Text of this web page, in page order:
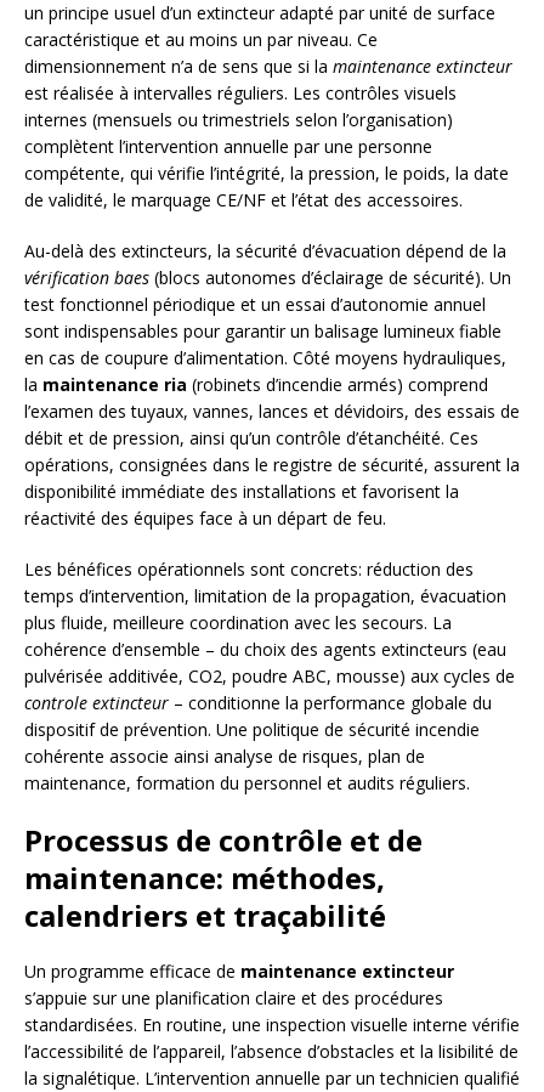
un principe usuel d’un extincteur adapté par unité de surface
caractéristique et au moins un par niveau. Ce
dimensionnement n’a de sens que si la maintenance extincteur
est réalisée à intervalles réguliers. Les contrôles visuels
internes (mensuels ou trimestriels selon l’organisation)
complètent l’intervention annuelle par une personne
compétente, qui vérifie l’intégrité, la pression, le poids, la date
de validité, le marquage CE/NF et l’état des accessoires.
Au-delà des extincteurs, la sécurité d’évacuation dépend de la
vérification baes (blocs autonomes d’éclairage de sécurité). Un
test fonctionnel périodique et un essai d’autonomie annuel
sont indispensables pour garantir un balisage lumineux fiable
en cas de coupure d’alimentation. Côté moyens hydrauliques,
la maintenance ria (robinets d’incendie armés) comprend
l’examen des tuyaux, vannes, lances et dévidoirs, des essais de
débit et de pression, ainsi qu’un contrôle d’étanchéité. Ces
opérations, consignées dans le registre de sécurité, assurent la
disponibilité immédiate des installations et favorisent la
réactivité des équipes face à un départ de feu.
Les bénéfices opérationnels sont concrets: réduction des
temps d’intervention, limitation de la propagation, évacuation
plus fluide, meilleure coordination avec les secours. La
cohérence d’ensemble – du choix des agents extincteurs (eau
pulvérisée additivée, CO2, poudre ABC, mousse) aux cycles de
controle extincteur – conditionne la performance globale du
dispositif de prévention. Une politique de sécurité incendie
cohérente associe ainsi analyse de risques, plan de
maintenance, formation du personnel et audits réguliers.
Processus de contrôle et de
maintenance: méthodes,
calendriers et traçabilité
Un programme efficace de maintenance extincteur
s’appuie sur une planification claire et des procédures
standardisées. En routine, une inspection visuelle interne vérifie
l’accessibilité de l’appareil, l’absence d’obstacles et la lisibilité de
la signalétique. L’intervention annuelle par un technicien qualifié